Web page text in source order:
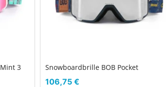
3 Snowboardbrille BOB Pocket
Preis
106,75 €